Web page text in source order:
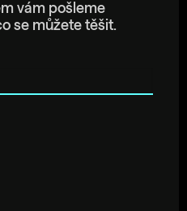
vám pošleme
se můžete těšit.